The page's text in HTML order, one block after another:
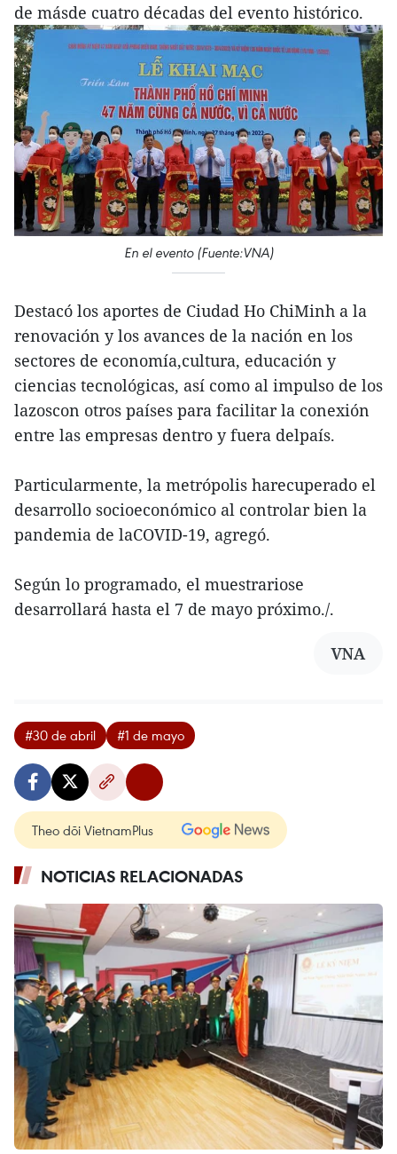
de másde cuatro décadas del evento histórico.
En el evento (Fuente:VNA)
Destacó los aportes de Ciudad Ho ChiMinh a la
renovación y los avances de la nación en los
sectores de economía,cultura, educación y
ciencias tecnológicas, así como al impulso de los
lazoscon otros países para facilitar la conexión
entre las empresas dentro y fuera delpaís.
Particularmente, la metrópolis harecuperado el
desarrollo socioeconómico al controlar bien la
pandemia de laCOVID-19, agregó.
Según lo programado, el muestrariose
desarrollará hasta el 7 de mayo próximo./.
VNA
#30 de abril #1 de mayo
Theo dõi VietnamPlus
NOTICIAS RELACIONADAS